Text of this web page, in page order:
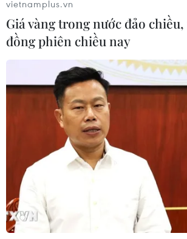
#COVID-19
#Hội đồng Nhân dân thành
#Chung cư cũ
#Khu xử lý rác Nam Sơn
vietnamplus.vn
Giá vàng trong nước đảo
đồng phiên chiều nay